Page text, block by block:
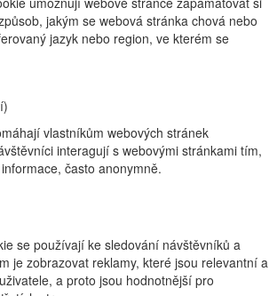
jakým se webová stránka chová nebo
jazyk nebo region, ve kterém se
vlastníkům webových stránek
interagují s webovými stránkami tím,
často anonymně.
se používají ke sledování návštěvníků a
je zobrazovat reklamy, které jsou relevantní a
a proto jsou hodnotnější pro